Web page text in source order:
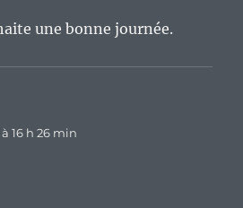
une bonne journée.
16 h 26 min